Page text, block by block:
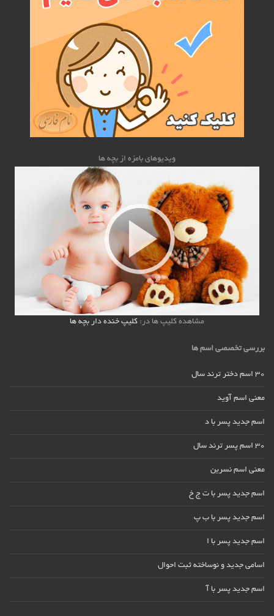
ویدیوهای بامزه از بچه ها
مشاهده کلیپ ها در: کلیپ خنده دار بچه ها
بررسی تخصصی اسم ها
30 اسم دختر ترند سال
معنی اسم آوید
اسم جدید پسر با د
30 اسم پسر ترند سال
معنی اسم نسرین
اسم جدید پسر با ت ج خ
اسم جدید پسر با ب پ
اسم جدید پسر با ا
اسامی جدید و نوساخته ثبت احوال
اسم جدید پسر با آ